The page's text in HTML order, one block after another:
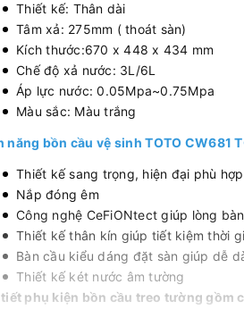
Thiết kế: Thân dài
Tâm xả: 275mm ( thoát sàn)
Kích thước:670 x 448 x 434 mm
Chế độ xả nước: 3L/6L
Áp lực nước: 0.05Mpa~0.75Mpa
Màu sắc: Màu trắng
năng bồn cầu vệ sinh TOTO CW681
Thiết kế sang trọng, hiện đại phù
Nắp đóng êm
Công nghệ CeFiONtect giúp lòng
Thiết kế thân kín giúp tiết kiệm thời
Bàn cầu kiểu dáng đặt sàn giúp dễ
Thiết kế két nước âm tường
phụ kiện bồn cầu treo tường gồm